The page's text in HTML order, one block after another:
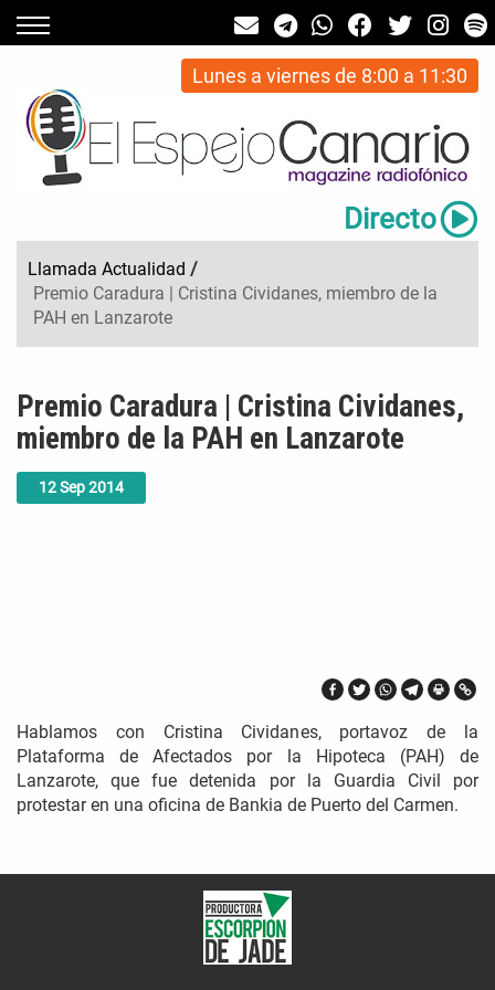
Lunes a viernes de 8:00 a 11:30
Directo
Llamada Actualidad /
Premio Caradura | Cristina Cividanes, miembro de la
PAH en Lanzarote
12Sep2014
Premio Caradura | Cristina Cividanes,
miembro de la PAH en Lanzarote
Hablamos con Cristina Cividanes, portavoz de la
Plataforma de Afectados por la Hipoteca (PAH) de
Lanzarote, que fue detenida por la Guardia Civil por
protestar en una oficina de Bankia de Puerto del Carmen.